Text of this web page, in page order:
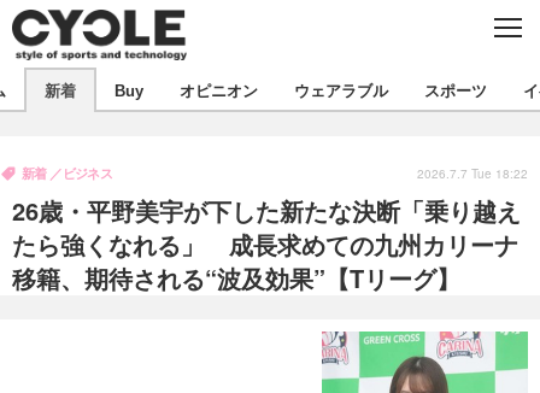
C
E
製品/用品
衣類
飲食
バックナンバー
コラム
インプレ
ボイス
デバイス
ビジネス
国内
海外
スポーツ
短信
まとめ
写真
イベント
スポーツ
文化
出版／映画
新着 Buy オピニオン ウェアラブル スポーツ
26歳・平野美宇が下した新たな決断「乗り越え
たら強くなれる」 成長求めての九州カリーナ
移籍、期待される“波及効果”【Tリーグ】
新着 ビジネス 2026.7.7 Tue 18:22